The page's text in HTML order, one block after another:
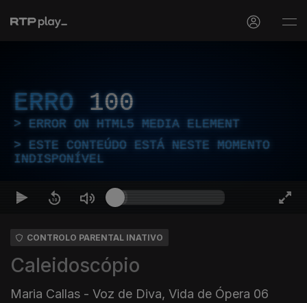
ERRO 100
ERROR ON HTML5 MEDIA ELEMENT
ESTE CONTEÚDO ESTÁ NESTE MOMENTO
INDISPONÍVEL
CONTROLO PARENTAL INATIVO
Caleidoscópio
Maria Callas - Voz de Diva, Vida de Ópera 06